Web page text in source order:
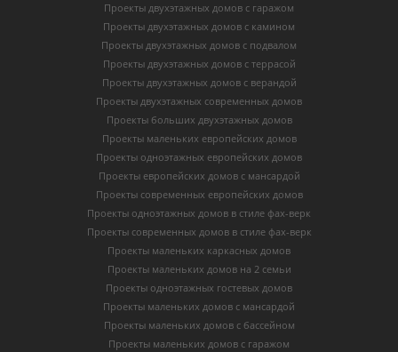
Проекты двухэтажных домов с гаражом
Проекты двухэтажных домов с камином
Проекты двухэтажных домов с подвалом
Проекты двухэтажных домов с террасой
Проекты двухэтажных домов с верандой
Проекты двухэтажных современных домов
Проекты больших двухэтажных домов
Проекты маленьких европейских домов
Проекты одноэтажных европейских домов
Проекты европейских домов с мансардой
Проекты современных европейских домов
Проекты одноэтажных домов в стиле фах-верк
Проекты современных домов в стиле фах-верк
Проекты маленьких каркасных домов
Проекты маленьких домов на 2 семьи
Проекты одноэтажных гостевых домов
Проекты маленьких домов с мансардой
Проекты маленьких домов с бассейном
Проекты маленьких домов с гаражом